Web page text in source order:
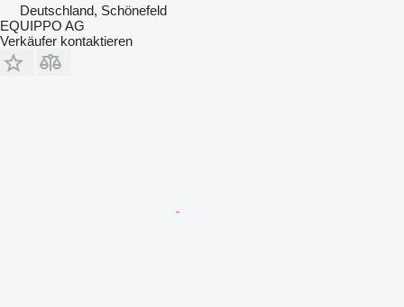
Deutschland, Schönefeld
EQUIPPO AG
Verkäufer kontaktieren